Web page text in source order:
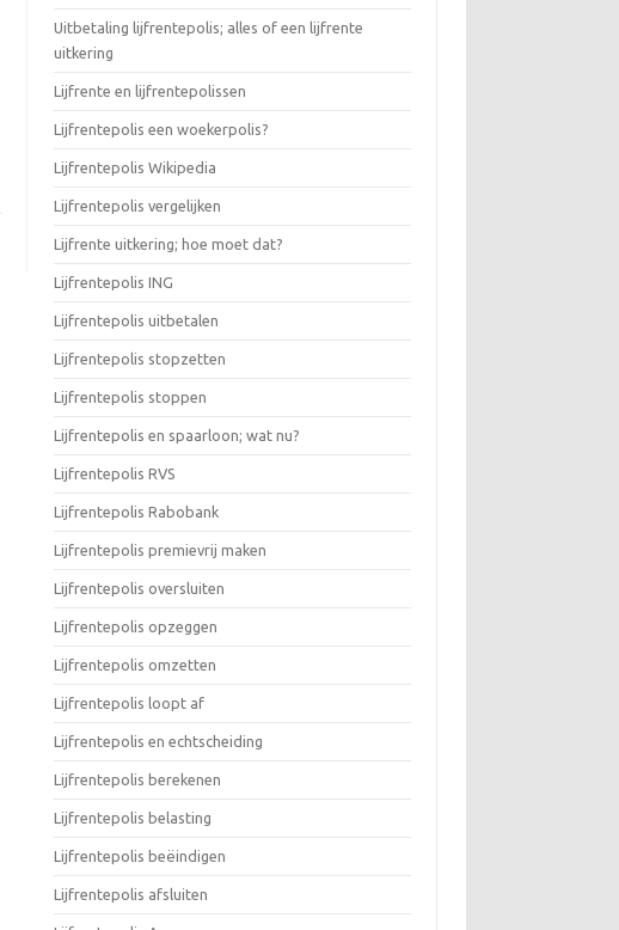
Uitbetaling lijfrentepolis; alles of een lijfrente
uitkering
Lijfrente en lijfrentepolissen
Lijfrentepolis een woekerpolis?
Lijfrentepolis Wikipedia
Lijfrentepolis vergelijken
Lijfrente uitkering; hoe moet dat?
Lijfrentepolis ING
Lijfrentepolis uitbetalen
Lijfrentepolis stopzetten
Lijfrentepolis stoppen
Lijfrentepolis en spaarloon; wat nu?
Lijfrentepolis RVS
Lijfrentepolis Rabobank
Lijfrentepolis premievrij maken
Lijfrentepolis oversluiten
Lijfrentepolis opzeggen
Lijfrentepolis omzetten
Lijfrentepolis loopt af
Lijfrentepolis en echtscheiding
Lijfrentepolis berekenen
Lijfrentepolis belasting
Lijfrentepolis beëindigen
Lijfrentepolis afsluiten